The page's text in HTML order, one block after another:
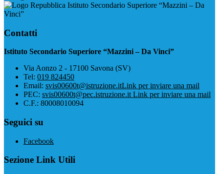
Istituto Secondario Superiore “Mazzini – Da
Vinci”
Contatti
Istituto Secondario Superiore “Mazzini – Da Vinci”
Via Aonzo 2 - 17100 Savona (SV)
Tel: 019 824450
Email: svis00600t@istruzione.itLink per inviare una mail
PEC: svis00600t@pec.istruzione.it Link per inviare una mail
C.F.: 80008010094
Seguici su
Facebook
Sezione Link Utili